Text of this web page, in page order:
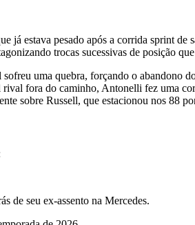
estava pesado após a corrida sprint
trocas sucessivas de posição
uma quebra, forçando o abandono
fora do caminho, Antonelli fez uma
sobre Russell, que estacionou nos 88
de seu ex-assento na Mercedes.